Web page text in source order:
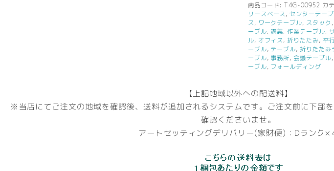
商品コード:T4G-00952 カ
リースペース,センターテー
ス, ワークテーブル, スタック ,
ーブル, 講義,作業テーブル,
ル, オフィス, 折りたたみ, 平
ーブル, テーブル, 折りたたみ
ーブル, 事務所,会議テーブル,
ーブル, フォールディング
【上記地域以外への配送料】
※当店にてご注文の地域を確認後、送料が追加されるシステムです。ご注文前に下部
確認くださいませ。
アートセッティングデリバリー(家財便)：Dランク×